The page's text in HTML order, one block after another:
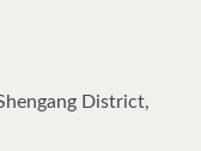
District,